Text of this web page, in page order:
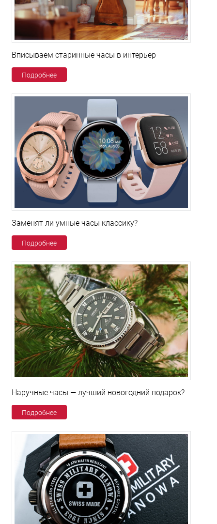
Вписываем старинные часы в интерьер
Подробнее
Заменят ли умные часы классику?
Подробнее
Наручные часы — лучший новогодний подарок?
Подробнее